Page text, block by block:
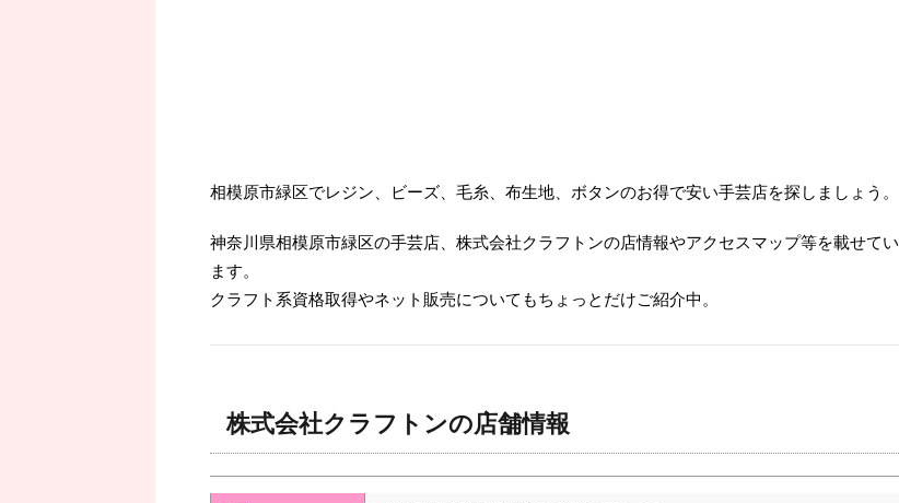
相模原市緑区でレジン、ビーズ、毛糸、布生地、ボタンのお得で安い手芸店を探しましょう。
神奈川県相模原市緑区の手芸店、株式会社クラフトンの店情報やアクセスマップ等を載せてい
ます。
クラフト系資格取得やネット販売についてもちょっとだけご紹介中。
株式会社クラフトンの店舗情報